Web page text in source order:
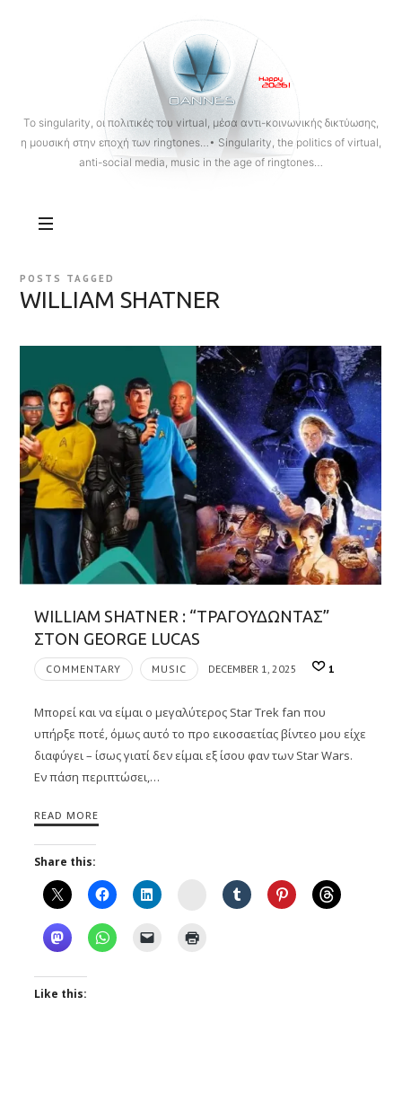
OANNES
To singularity, οι πολιτικές του virtual, μέσα αντι-κοινωνικής δικτύωσης,
η μουσική στην εποχή των ringtones…• Singularity, the politics of virtual,
anti-social media, music in the age of ringtones…
POSTS TAGGED
WILLIAM SHATNER
WILLIAM SHATNER : “ΤΡΑΓΟΥΔΩΝΤΑΣ”
ΣΤΟΝ GEORGE LUCAS
COMMENTARY MUSIC DECEMBER 1, 2025 1
Μπορεί και να είμαι ο μεγαλύτερος Star Trek fan που
υπήρξε ποτέ, όμως αυτό το προ εικοσαετίας βίντεο μου είχε
διαφύγει – ίσως γιατί δεν είμαι εξ ίσου φαν των Star Wars.
Εν πάση περιπτώσει,…
READ MORE
Share this:
Instagram
Like this: